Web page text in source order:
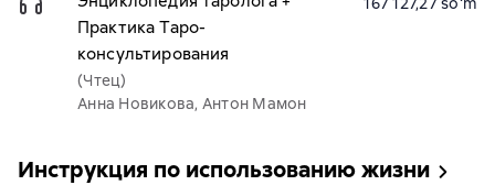
Практика Таро-
консультирования
(Чтец)
Анна Новикова, Антон Мамон
Инструкция по использованию жизни